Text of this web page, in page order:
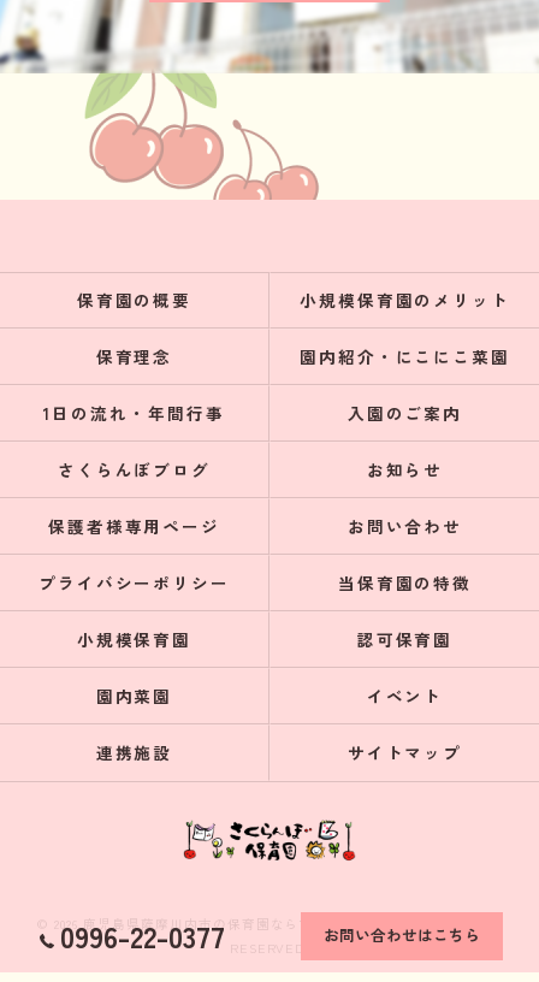
0996-22-0377 お問い合わせはこちら
保育園の概要 小規模保育園のメリット
保育理念 園内紹介・にこにこ菜園
1日の流れ・年間行事 入園のご案内
さくらんぼブログ お知らせ
保護者様専用ページ お問い合わせ
プライバシーポリシー 当保育園の特徴
小規模保育園 認可保育園
園内菜園 イベント
連携施設 サイトマップ
© 2026 鹿児島県薩摩川内市の保育園ならさくらんぼ保育園 ALL RIGHTS
RESERVED.